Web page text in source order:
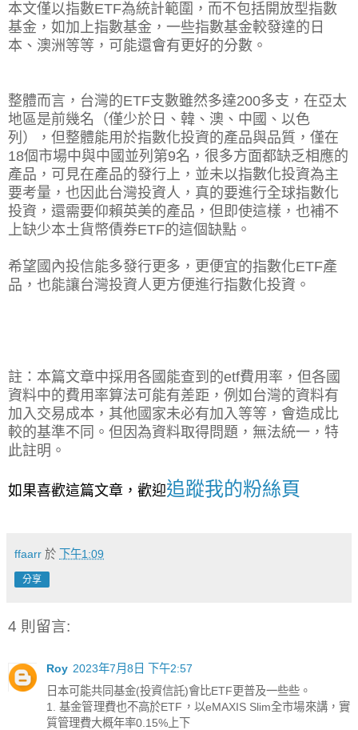
本文僅以指數ETF為統計範圍，而不包括開放型指數
基金，如加上指數基金，一些指數基金較發達的日
本、澳洲等等，可能還會有更好的分數。
整體而言，台灣的ETF支數雖然多達200多支，在亞太
地區是前幾名（僅少於日、韓、澳、中國、以色
列），但整體能用於指數化投資的產品與品質，僅在
18個市場中與中國並列第9名，很多方面都缺乏相應的
產品，可見在產品的發行上，並未以指數化投資為主
要考量，也因此台灣投資人，真的要進行全球指數化
投資，還需要仰賴英美的產品，但即使這樣，也補不
上缺少本土貨幣債券ETF的這個缺點。
希望國內投信能多發行更多，更便宜的指數化ETF產
品，也能讓台灣投資人更方便進行指數化投資。
註：本篇文章中採用各國能查到的etf費用率，但各國
資料中的費用率算法可能有差距，例如台灣的資料有
加入交易成本，其他國家未必有加入等等，會造成比
較的基準不同。但因為資料取得問題，無法統一，特
此註明。
如果喜歡這篇文章，歡迎追蹤我的粉絲頁
ffaarr 於 下午1:09
分享
4 則留言:
Roy 2023年7月8日 下午2:57
日本可能共同基金(投資信託)會比ETF更普及一些些。
1. 基金管理費也不高於ETF，以eMAXIS Slim全市場來講，實
質管理費大概年率0.15%上下